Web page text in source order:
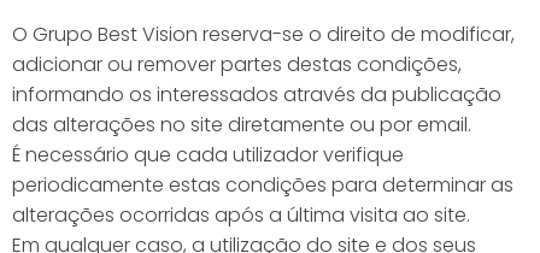
O Grupo Best Vision reserva-se o direito de modificar,
adicionar ou remover partes destas condições,
informando os interessados através da publicação
das alterações no site diretamente ou por email.
É necessário que cada utilizador verifique
periodicamente estas condições para determinar as
alterações ocorridas após a última visita ao site.
Em qualquer caso, a utilização do site e dos seus